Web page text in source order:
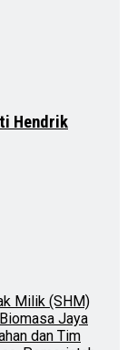
Hendrik